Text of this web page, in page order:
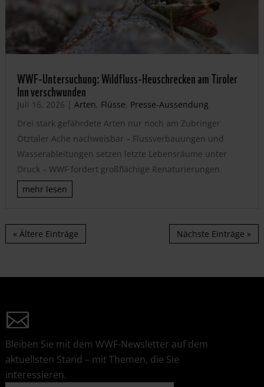
WWF-Untersuchung: Wildfluss-Heuschrecken am Tiroler
Inn verschwunden
Juli 16, 2026 | Arten, Flüsse, Presse-Aussendung
Drei stark gefährdete Arten nur noch am Zubringer
Ötztaler Ache nachweisbar – Flussverbauungen und
Wasserableitungen setzen letzte Lebensräume unter
Druck – WWF fordert großflächige Renaturierungen
mehr lesen
« Ältere Einträge Nächste Einträge »
Bleiben Sie mit dem WWF-Newsletter auf dem
aktuellsten Stand – mit Themen, die Sie
interessieren.